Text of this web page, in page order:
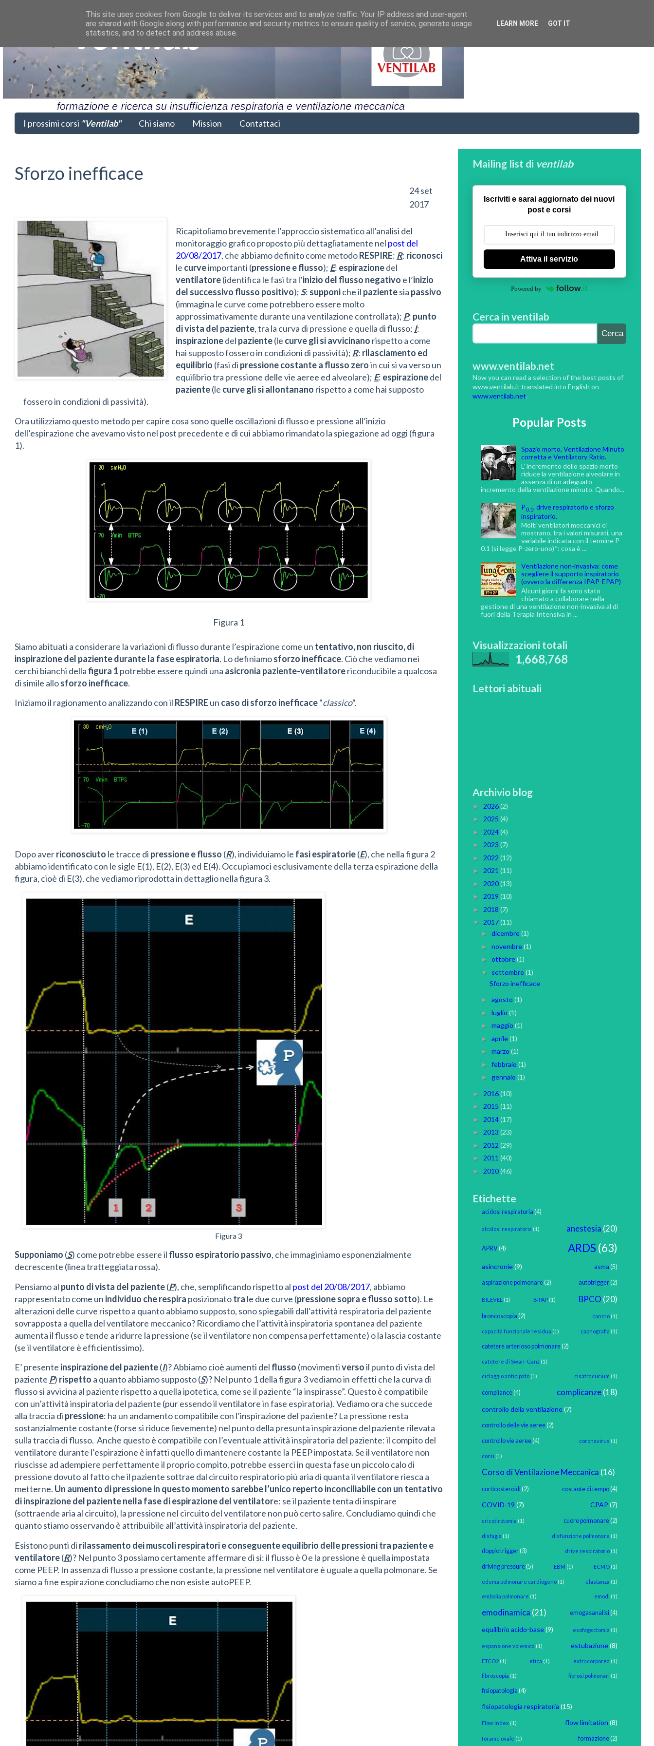
I prossimi corsi "Ventilab" Chi siamo Mission Contattaci
Sforzo inefficace
24 set
2017
Ricapitoliamo brevemente l’approccio sistematico all’analisi del
monitoraggio grafico proposto più dettagliatamente nel post del
20/08/2017, che abbiamo definito come metodoRESPIRE: R: riconosci
le curveimportanti (pressione e flusso); E: espirazionedel
ventilatore(identifica le fasi tra l’inizio del flusso negativo e l’inizio
del successivo flusso positivo); S: supponiche il pazientesia passivo
(immagina le curve come potrebbero essere molto
approssimativamente durante una ventilazione controllata); P: punto
di vista del paziente, tra la curva di pressione e quella di flusso; I:
inspirazionedel paziente(le curvegli si avvicinano rispetto a come
hai supposto fossero in condizioni di passività); R: rilasciamento ed
equilibrio (fasi di pressione costante a flusso zeroin cui si va verso un
equilibrio tra pressione delle vie aeree ed alveolare); E: espirazionedel
paziente(le curve gli si allontanano rispetto a come hai supposto
fossero in condizioni di passività).
Ora utilizziamo questo metodo per capire cosa sono quelle oscillazioni di flusso e pressione all’inizio
dell’espirazione che avevamo visto nel post precedente e di cui abbiamo rimandato la spiegazione ad oggi (figura
1).
Figura 1
Siamo abituati a considerare la variazioni di flusso durante l’espirazione come un tentativo, non riuscito, di
inspirazione del paziente durante la fase espiratoria. Lo definiamosforzo inefficace. Ciò che vediamo nei
cerchi bianchi dellafigura 1 potrebbe essere quindi una asicronia paziente-ventilatorericonducibile a qualcosa
di simile allosforzo inefficace.
Iniziamo il ragionamento analizzando con il RESPIRE un caso di sforzo inefficace“classico“.
Dopo averriconosciuto le tracce di pressione e flusso (R), individuiamo le fasi espiratorie(E), che nella figura 2
abbiamo identificato con le sigle E(1), E(2), E(3) ed E(4). Occupiamoci esclusivamente della terza espirazione della
figura, cioè di E(3), che vediamo riprodotta in dettaglio nella figura 3.
Figura 3
Supponiamo (S) come potrebbe essere il flusso espiratorio passivo, che immaginiamo esponenzialmente
decrescente (linea tratteggiata rossa).
Pensiamo al punto di vista del paziente(P), che, semplificando rispetto al post del 20/08/2017, abbiamo
rappresentato come un individuo che respira posizionatotra le due curve (pressione sopra e flusso sotto). Le
alterazioni delle curve rispetto a quanto abbiamo supposto, sono spiegabili dall’attività respiratoria del paziente
sovrapposta a quella del ventilatore meccanico? Ricordiamo che l’attività inspiratoria spontanea del paziente
aumenta il flusso e tende a ridurre la pressione (se il ventilatore non compensa perfettamente) o la lascia costante
(se il ventilatore è efficientissimo).
E’ presente inspirazione del paziente(I)? Abbiamo cioè aumenti del flusso (movimentiversoil punto di vista del
paziente P) rispetto a quanto abbiamo supposto (S)? Nel punto 1 della figura 3 vediamo in effetti che la curva di
flusso si avvicina al paziente rispetto a quella ipotetica, come se il paziente “la inspirasse”. Questo è compatibile
con un’attività inspiratoria del paziente (pur essendo il ventilatore in fase espiratoria). Vediamo ora che succede
alla traccia di pressione: ha un andamento compatibile con l’inspirazione del paziente? La pressione resta
sostanzialmente costante (forse si riduce lievemente) nel punto della presunta inspirazione del paziente rilevata
sulla traccia di flusso. Anche questo è compatibile con l’eventuale attività inspiratoria del paziente: il compito del
ventilatore durante l’espirazione è infatti quello di mantenere costante la PEEP impostata. Se il ventilatore non
riuscisse ad adempiere perfettamente il proprio compito, potrebbe esserci in questa fase un piccolo calo di
pressione dovuto al fatto che il paziente sottrae dal circuito respiratorio più aria di quanta il ventilatore riesca a
metterne. Un aumento di pressione in questo momento sarebbe l’unico reperto inconciliabile con un tentativo
di inspirazione del paziente nella fase di espirazione del ventilatore: se il paziente tenta di inspirare
(sottraende aria al circuito), la pressione nel circuito del ventilatore non può certo salire. Concludiamo quindi che
quanto stiamo osservando è attribuibile all’attività inspiratoria del paziente.
Esistono punti di rilassamento dei muscoli respiratori e conseguente equilibrio delle pressioni tra paziente e
ventilatore(R)? Nel punto 3 possiamo certamente affermare di sì: il flusso è 0 e la pressione è quella impostata
come PEEP. In assenza di flusso a pressione costante, la pressione nel ventilatore è uguale a quella polmonare. Se
siamo a fine espirazione concludiamo che non esiste autoPEEP.
Mailing list di ventilab
Iscriviti e sarai aggiornato dei nuovi
post e corsi
Attiva il servizio
Powered by
Cerca in ventilab
www.ventilab.net
Now you can read a selection of the best posts of
www.ventilab.it translated into English on
www.ventilab.net.
Popular Posts
Spazio morto, Ventilazione Minuto
corretta e Ventilatory Ratio.
L’ incremento dello spazio morto
riduce la ventilazione alveolare in
assenza di un adeguato
incremento della ventilazione minuto. Quando...
P0.1, drive respiratorio e sforzo
inspiratorio.
Molti ventilatori meccanici ci
mostrano, tra i valori misurati, una
variabile indicata con il termine P
0.1 (si legge P-zero-uno)*: cosa è ...
Ventilazione non-invasiva: come
scegliere il supporto inspiratorio
(ovvero la differenza IPAP-EPAP)
Alcuni giorni fa sono stato
chiamato a collaborare nella
gestione di una ventilazione non-invasiva al di
fuori della Terapia Intensiva in ...
Visualizzazioni totali
1,668,768
Lettori abituali
Archivio blog
► 2026(2)
► 2025 (4)
► 2024(4)
► 2023 (7)
► 2022 (12)
► 2021 (11)
► 2020(13)
► 2019 (10)
► 2018 (7)
▼ 2017(11)
► dicembre(1)
► novembre(1)
► ottobre(1)
▼ settembre(1)
Sforzo inefficace
► agosto (1)
► luglio (1)
► maggio (1)
► aprile(1)
► marzo (1)
► febbraio (1)
► gennaio (1)
► 2016(10)
► 2015 (11)
► 2014(17)
► 2013 (23)
► 2012 (29)
► 2011 (40)
► 2010(46)
Etichette
acidosi respiratoria (4)
alcalosi respiratoria (1) anestesia (20)
APRV(4) ARDS (63)
asincronie(9) asma (5)
aspirazione polmonare(2) autotrigger(2)
BILEVEL (1) BIPAP (1) BPCO (20)
broncoscopia (2) cancro (1)
capacità funzionale residua (1) capnografia (1)
catetere arterioso polmonare(2)
catetere di Swan-Ganz (1)
ciclaggio anticipato (1) cisatracurium (1)
compliance(4) complicanze(18)
controllo della ventilazione(7)
controllo delle vie aeree(2)
controllo vie aeree(4) coronavirus (1)
corsi (1)
Corso di Ventilazione Meccanica (16)
corticosteroidi(2) costante di tempo(4)
COVID-19 (7) CPAP (7)
cricotirotomia (1) cuore polmonare(2)
disfagia (1) disfunzione polmonare (1)
doppio trigger(3) drive respiratorio (1)
driving pressure(5) EBM (1) ECMO (1)
edema polmonare cardiogeno (1) elastanza (1)
embolia polmonare (1) emodi (1)
emodinamica (21) emogasanalisi(4)
equilibrio acido-base(9) esofagectomia (1)
espansione volemica (1) estubazione(8)
ETCO2 (1) etica (1) extracorporea (1)
fibroscopia (1) fibrosi polmonari (1)
fisiopatologia (4)
fisiopatologia respiratoria (15)
Flow Index (1) flow limitation (8)
forame ovale (1) formazione(2)
This site uses cookies from Google to deliver its services and to analyze traffic. Your IP address and user-agent
are shared with Google along with performance and security metrics to ensure quality of service, generate usage
statistics, and to detect and address abuse.
LEARN MORE GOT IT